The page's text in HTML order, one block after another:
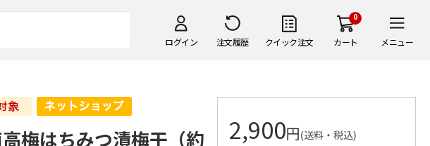
ログイン 注文履歴 クイック注文
0
カート メニュー
梅はちみつ漬梅干（約
2,900円(送料・税込)